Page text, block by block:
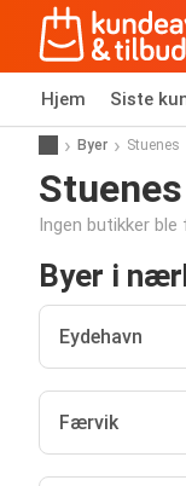
Hjem Siste
Byer Stuenes
Stuenes
Ingen butikker
Byer i
Eydehavn
Færvik